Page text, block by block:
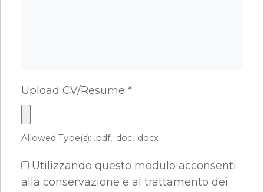
Upload CV/Resume *
Allowed Type(s): .pdf, .doc, .docx
Utilizzando questo modulo acconsenti
alla conservazione e al trattamento dei